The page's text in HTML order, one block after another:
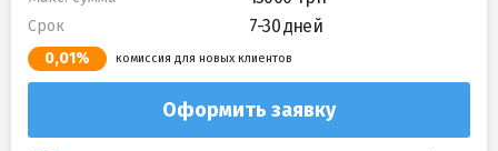
Срок 7-30 дней
0,01% комиссия для новых клиентов
Оформить заявку